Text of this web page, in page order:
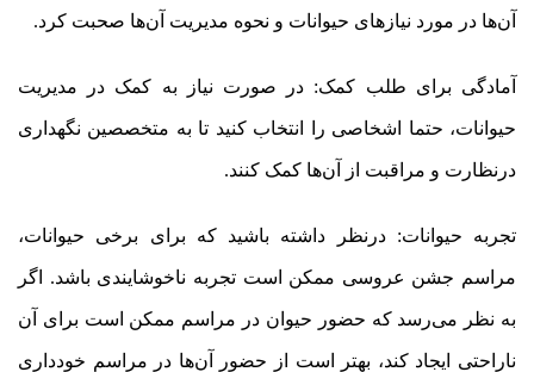
آن‌ها در مورد نیازهای حیوانات و نحوه مدیریت آن‌ها صحبت کرد.
آمادگی برای طلب کمک: در صورت نیاز به کمک در مدیریت
حیوانات، حتما اشخاصی را انتخاب کنید تا به متخصصین نگهداری
درنظارت و مراقبت از آن‌ها کمک کنند.
تجربه حیوانات: درنظر داشته باشید که برای برخی حیوانات،
مراسم جشن عروسی ممکن است تجربه ناخوشایندی باشد. اگر
به نظر می‌رسد که حضور حیوان در مراسم ممکن است برای آن
ناراحتی ایجاد کند، بهتر است از حضور آن‌ها در مراسم خودداری